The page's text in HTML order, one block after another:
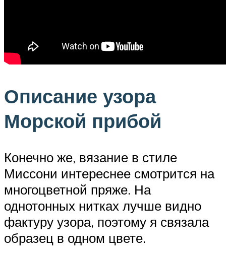
Описание узора
Морской прибой
Конечно же, вязание в стиле
Миссони интереснее смотрится на
многоцветной пряже. На
однотонных нитках лучше видно
фактуру узора, поэтому я связала
образец в одном цвете.